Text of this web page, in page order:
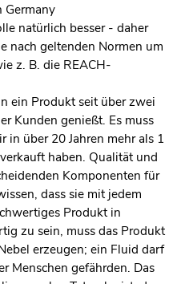
Germany
natürlich besser - daher
nach geltenden Normen um
z. B. die REACH-
ein Produkt seit über zwei
Kunden genießt. Es muss
in über 20 Jahren mehr als 1
haben. Qualität und
Komponenten für
dass sie mit jedem
Produkt in
zu sein, muss das Produkt
erzeugen; ein Fluid darf
Menschen gefährden. Das